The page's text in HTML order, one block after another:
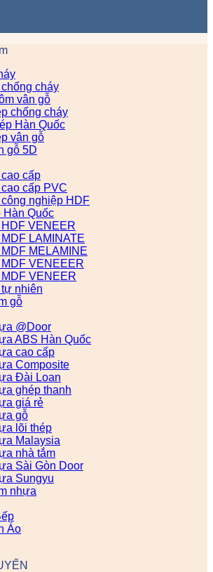
cháy
vân gỗ
chống cháy
Hàn Quốc
vân gỗ
gỗ 5D
cấp
cấp PVC
nghiệp HDF
Hàn Quốc
VENEER
LAMINATE
MELAMINE
VENEEER
VENEER
nhiên
gỗ
@Door
ABS Hàn Quốc
cao cấp
Composite
Đài Loan
ghép thanh
giá rẻ
gỗ
lõi thép
Malaysia
nhà tắm
Sài Gòn Door
Sungyu
nhựa
Áo